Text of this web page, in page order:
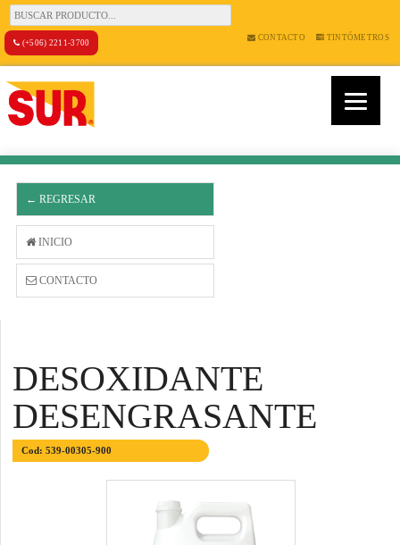
(+506) 2211-3700
CONTACTO TINTÓMETROS
← REGRESAR
INICIO
CONTACTO
DESOXIDANTE
DESENGRASANTE
Cod: 539-00305-900